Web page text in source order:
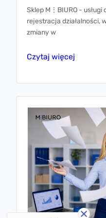
Sklep M⋮BIURO - usługi
rejestracja działalności,
zmiany w
Czytaj więcej